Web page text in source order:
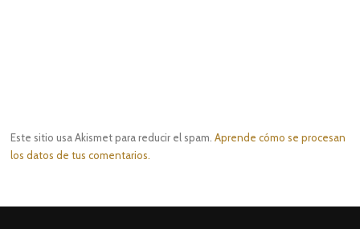
Este sitio usa Akismet para reducir el spam.Aprende cómo se procesan
los datos de tus comentarios.